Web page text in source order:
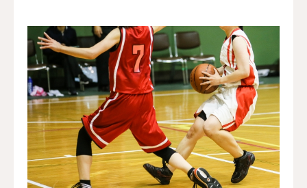
代表ご挨拶
巻き爪って？
施術方法
料金表
店舗詳細